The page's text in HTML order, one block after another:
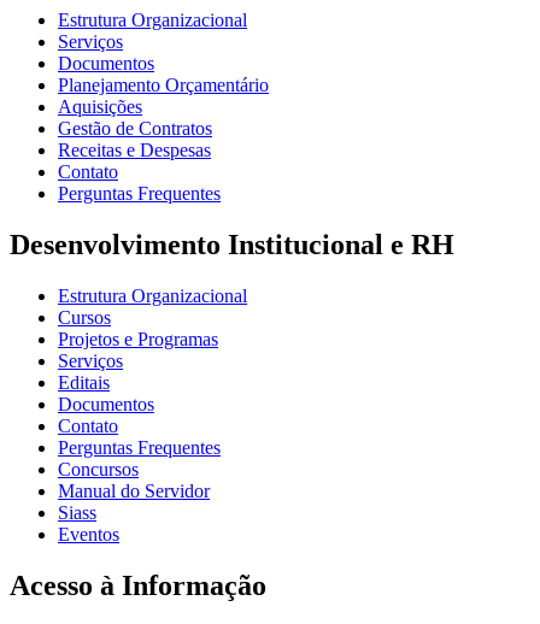
Estrutura Organizacional
Serviços
Documentos
Planejamento Orçamentário
Aquisições
Gestão de Contratos
Receitas e Despesas
Contato
Perguntas Frequentes
Desenvolvimento Institucional e RH
Estrutura Organizacional
Cursos
Projetos e Programas
Serviços
Editais
Documentos
Contato
Perguntas Frequentes
Concursos
Manual do Servidor
Siass
Eventos
Acesso à Informação